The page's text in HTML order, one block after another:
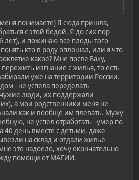
понимаете) Я сюда пришла,
с этой бедой. Я до сих пор
и пожинаю все плоды того
кто в роду оплошал, или я что
какое? Мне после Баку,
изгнание с жилья, то есть
уже на территории России.
- не успела переделать
люди, их поддержали
а мои родственники меня не
как и вообще им плевать. Мужу
не успел отработать - умер по
40 день вместе с детьми, даже
на склад и отдали жильё
это надоело, хочу окончательно
жду помощи от МАГИИ.